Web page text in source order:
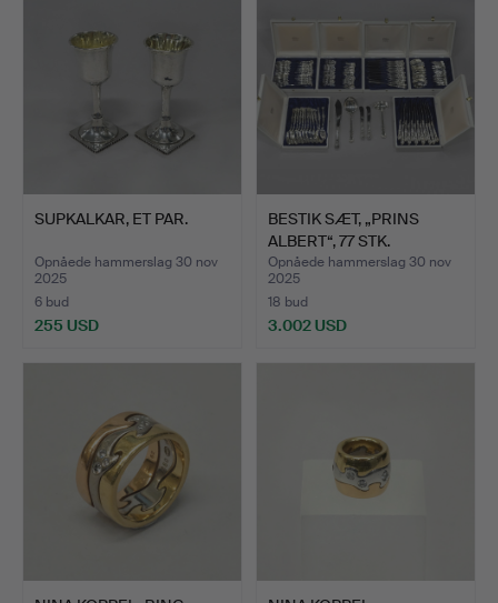
SUPKALKAR, ET PAR.
Opnåede hammerslag 30 nov
2025
6 bud
255 USD
BESTIK SÆT, „PRINS
ALBERT“, 77 STK.
Opnåede hammerslag 30 nov
2025
18 bud
3.002 USD